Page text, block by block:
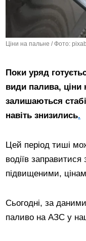
Ціни на пальне / Фото:
Поки уряд
види палива, ціни
залишаються
навіть знизились.
Цей період тиші
водіїв
підвищеними,
Сьогодні, за
паливо на АЗС у